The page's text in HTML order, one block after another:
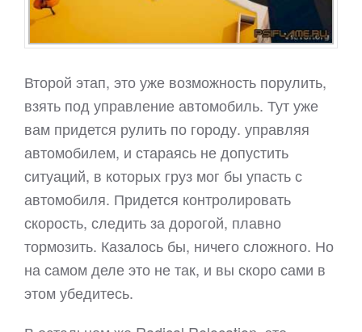
Второй этап, это уже возможность порулить,
взять под управление автомобиль. Тут уже
вам придется рулить по городу. управляя
автомобилем, и стараясь не допустить
ситуаций, в которых груз мог бы упасть с
автомобиля. Придется контролировать
скорость, следить за дорогой, плавно
тормозить. Казалось бы, ничего сложного. Но
на самом деле это не так, и вы скоро сами в
этом убедитесь.